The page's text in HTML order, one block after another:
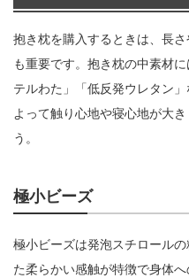
抱き枕を購入するときは、長
も重要です。抱き枕の中素材
テルわた」「低反発ウレタン
よって触り心地や寝心地が大
う。
極小ビーズ
極小ビーズは発泡スチロール
た柔らかい感触が特徴で身体へ